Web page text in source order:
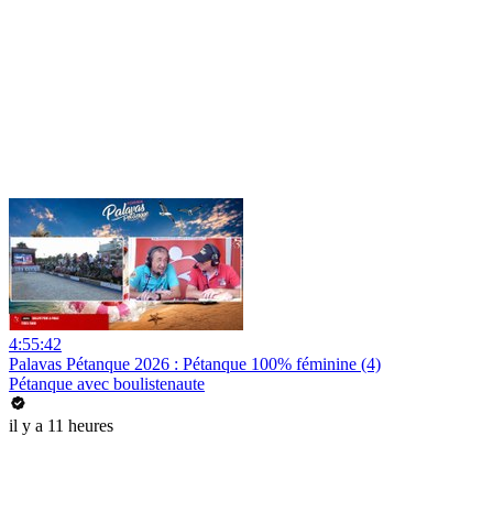
4:55:42
Palavas Pétanque 2026 : Pétanque 100% féminine (4)
Pétanque avec boulistenaute
il y a 11 heures